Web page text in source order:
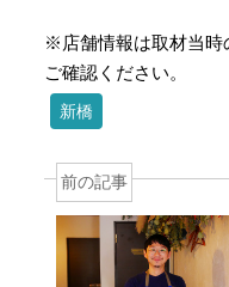
※店舗情報は取材当時
ご確認ください。
新橋
前の記事